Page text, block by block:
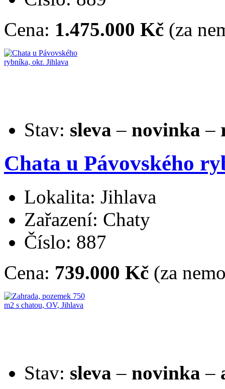
Cena: 1.475.000 Kč (za
Stav: sleva – novinka –
Chata u Pávovského
Lokalita: Jihlava
Zařazení: Chaty
Číslo: 887
Cena: 739.000 Kč (za
Stav: sleva – novinka –